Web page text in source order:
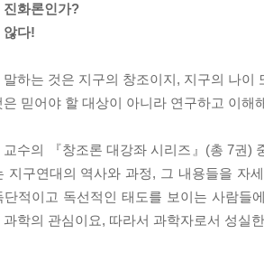
진화론인가?
않다!
말하는 것은 지구의 창조이지, 지구의 나
은 믿어야 할 대상이 아니라 연구하고 이해
교수의 『창조론 대강좌 시리즈』(총 7권)
지구연대의 역사와 과정, 그 내용들을 자
단적이고 독선적인 태도를 보이는 사람들
과학의 관심이요, 따라서 과학자로서 성실